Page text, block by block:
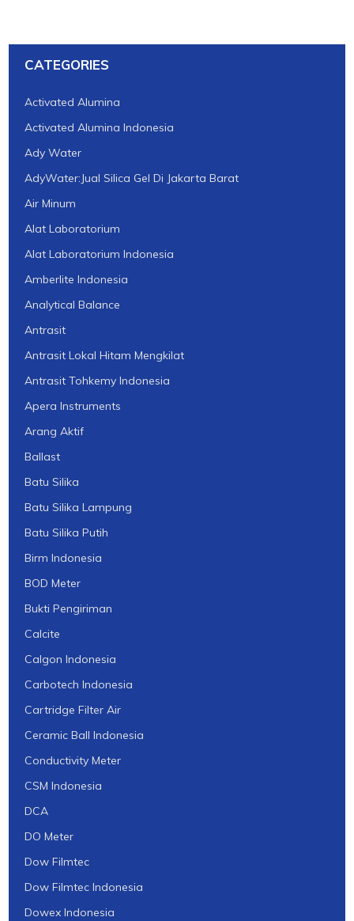
CATEGORIES
Activated Alumina
Activated Alumina Indonesia
Ady Water
AdyWater:Jual Silica Gel Di Jakarta Barat
Air Minum
Alat Laboratorium
Alat Laboratorium Indonesia
Amberlite Indonesia
Analytical Balance
Antrasit
Antrasit Lokal Hitam Mengkilat
Antrasit Tohkemy Indonesia
Apera Instruments
Arang Aktif
Ballast
Batu Silika
Batu Silika Lampung
Batu Silika Putih
Birm Indonesia
BOD Meter
Bukti Pengiriman
Calcite
Calgon Indonesia
Carbotech Indonesia
Cartridge Filter Air
Ceramic Ball Indonesia
Conductivity Meter
CSM Indonesia
DCA
DO Meter
Dow Filmtec
Dow Filmtec Indonesia
Dowex Indonesia